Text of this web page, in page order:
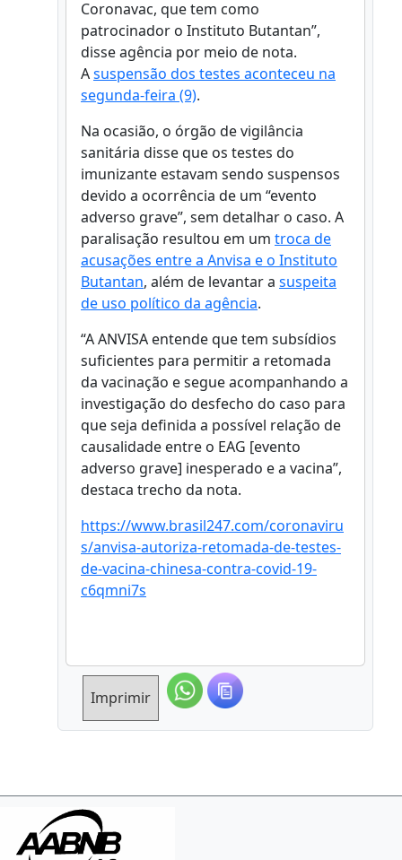
Coronavac, que tem como
patrocinador o Instituto Butantan”,
disse agência por meio de nota.
Asuspensão dos testes aconteceu na
segunda-feira (9).
Na ocasião, o órgão de vigilância
sanitária disse que os testes do
imunizante estavam sendo suspensos
devido a ocorrência de um “evento
adverso grave”, sem detalhar o caso. A
paralisação resultou em um troca de
acusações entre a Anvisa e o Instituto
Butantan, além de levantar a suspeita
de uso político da agência.
“A ANVISA entende que tem subsídios
suficientes para permitir a retomada
da vacinação e segue acompanhando a
investigação do desfecho do caso para
que seja definida a possível relação de
causalidade entre o EAG [evento
adverso grave] inesperado e a vacina”,
destaca trecho da nota.
https://www.brasil247.com/coronaviru
s/anvisa-autoriza-retomada-de-testes-
de-vacina-chinesa-contra-covid-19-
c6qmni7s
Imprimir